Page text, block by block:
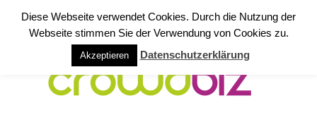
Diese Webseite verwendet Cookies. Durch die Nutzung der
Webseite stimmen Sie der Verwendung von Cookies zu.
Akzeptieren Datenschutzerklärung